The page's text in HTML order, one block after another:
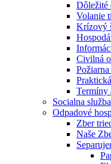
Dôležité
Volanie
Krízový
Civilná
Termíny
Socialna služba
Odpadové
Zber
Naše